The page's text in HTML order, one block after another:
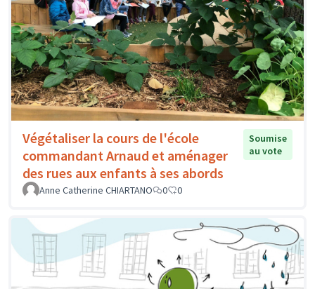
Végétaliser la cours de l'école
commandant Arnaud et aménager
des rues aux enfants à ses abords
Soumise
au vote
Anne Catherine CHIARTANO 0 0